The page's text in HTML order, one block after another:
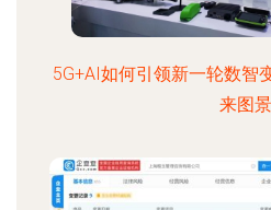
5G+AI如何引领新一轮数智
来图景